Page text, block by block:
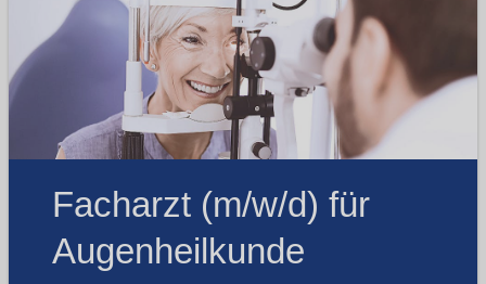
Facharzt (m/w/d) für
Augenheilkunde